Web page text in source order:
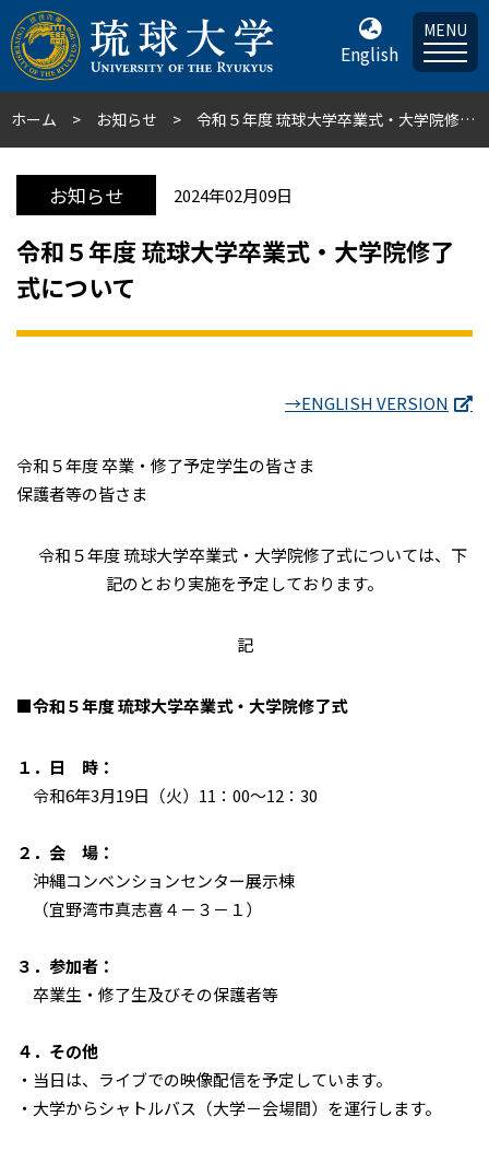
English
MENU
ホーム お知らせ 令和５年度 琉球大学卒業式・大学院修了式について
お知らせ 2024年02月09日
令和５年度 琉球大学卒業式・大学院修了
式について
→ENGLISH VERSION
令和５年度 卒業・修了予定学生の皆さま
保護者等の皆さま
令和５年度 琉球大学卒業式・大学院修了式については、下
記のとおり実施を予定しております。
記
■令和５年度 琉球大学卒業式・大学院修了式
１．日 時：
令和6年3月19日（火）11：00～12：30
２．会 場：
沖縄コンベンションセンター展示棟
（宜野湾市真志喜４－３－１）
３．参加者：
卒業生・修了生及びその保護者等
４．その他
・当日は、ライブでの映像配信を予定しています。
・大学からシャトルバス（大学－会場間）を運行します。